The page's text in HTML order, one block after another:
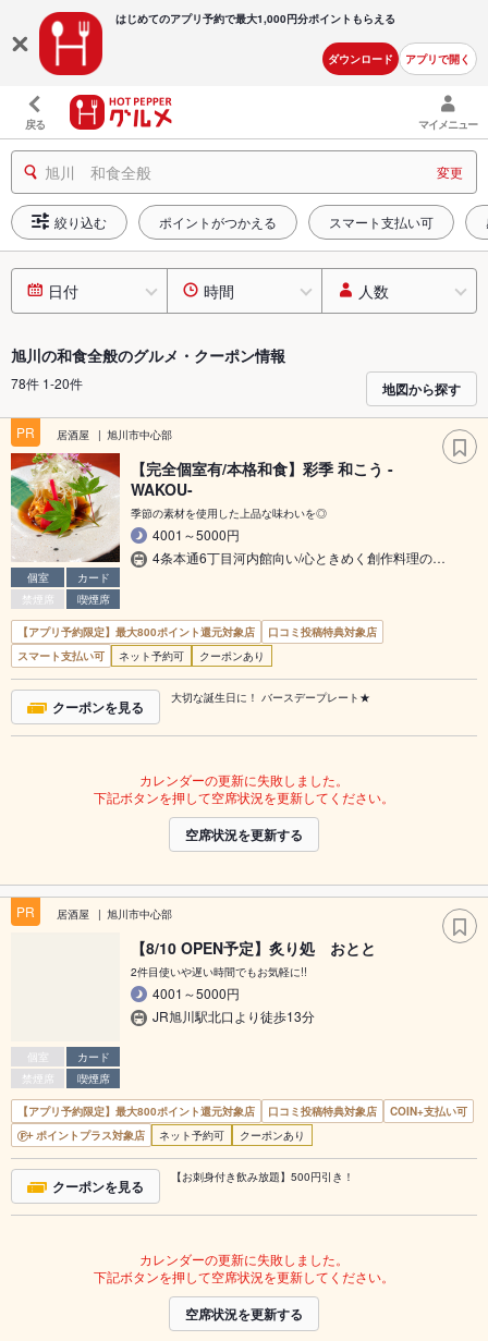
はじめてのアプリ予約で最大1,000円分ポイントもらえる
ダウンロード アプリで開く
戻る マイメニュー
旭川 和食全般 変更
絞り込む ポイントがつかえる スマート支払い可
日付 時間 人数
旭川の和食全般のグルメ・クーポン情報
78件 1-20件 地図から探す
PR 居酒屋 旭川市中心部
個室
カード
禁煙席
喫煙席
【完全個室有/本格和食】彩季 和こう -
WAKOU-
季節の素材を使用した上品な味わいを◎
4001～5000円
4条本通6丁目河内館向い/心ときめく創作料理の…
【アプリ予約限定】最大800ポイント還元対象店
口コミ投稿特典対象店
スマート支払い可
ネット予約可 クーポンあり
クーポンを見る 大切な誕生日に！ バースデープレート★
カレンダーの更新に失敗しました。
下記ボタンを押して空席状況を更新してください。
空席状況を更新する
PR 居酒屋 旭川市中心部
個室
カード
禁煙席
喫煙席
【8/10 OPEN予定】炙り処 おとと
2件目使いや遅い時間でもお気軽に!!
4001～5000円
JR旭川駅北口より徒歩13分
【アプリ予約限定】最大800ポイント還元対象店 口コミ投稿特典対象店
COIN+支払い可
ポイントプラス対象店
ネット予約可 クーポンあり
クーポンを見る 【お刺身付き飲み放題】500円引き！
カレンダーの更新に失敗しました。
下記ボタンを押して空席状況を更新してください。
空席状況を更新する